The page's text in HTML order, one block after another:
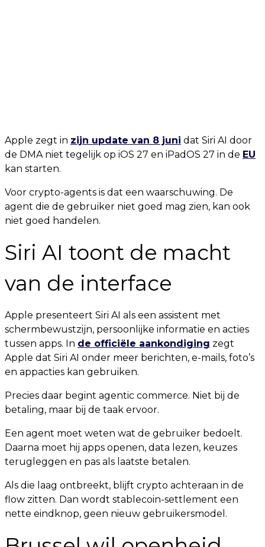
Apple zegt in zijn update van 8 juni dat Siri AI door
de DMA niet tegelijk op iOS 27 en iPadOS 27 in de EU
kan starten.
Voor crypto-agents is dat een waarschuwing. De
agent die de gebruiker niet goed mag zien, kan ook
niet goed handelen.
Siri AI toont de macht
van de interface
Apple presenteert Siri AI als een assistent met
schermbewustzijn, persoonlijke informatie en acties
tussen apps. In de officiële aankondiging zegt
Apple dat Siri AI onder meer berichten, e-mails, foto’s
en appacties kan gebruiken.
Precies daar begint agentic commerce. Niet bij de
betaling, maar bij de taak ervoor.
Een agent moet weten wat de gebruiker bedoelt.
Daarna moet hij apps openen, data lezen, keuzes
terugleggen en pas als laatste betalen.
Als die laag ontbreekt, blijft crypto achteraan in de
flow zitten. Dan wordt stablecoin-settlement een
nette eindknop, geen nieuw gebruikersmodel.